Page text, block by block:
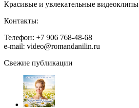
Красивые и увлекательные видеоклипы
Контакты:
Телефон: +7 906 768-48-68
e-mail: video@romandanilin.ru
Свежие публикации